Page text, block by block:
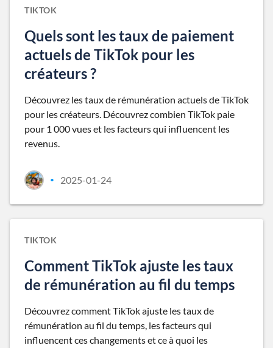
TIKTOK
Quels sont les taux de paiement
actuels de TikTok pour les
créateurs ?
Découvrez les taux de rémunération actuels de TikTok
pour les créateurs. Découvrez combien TikTok paie
pour 1 000 vues et les facteurs qui influencent les
revenus.
• 2025-01-24
TIKTOK
Comment TikTok ajuste les taux
de rémunération au fil du temps
Découvrez comment TikTok ajuste les taux de
rémunération au fil du temps, les facteurs qui
influencent ces changements et ce à quoi les